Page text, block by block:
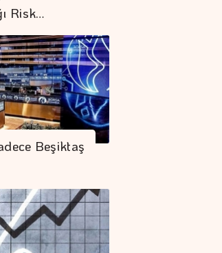
Risk…
Beşiktaş